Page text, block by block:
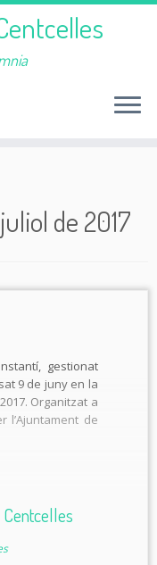
de 2017
gestionat
9 de juny en la
Organitzat a
l’Ajuntament de
Centcelles